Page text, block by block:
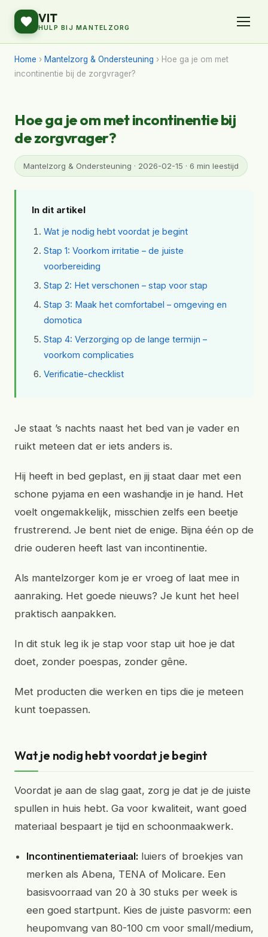
VIT
HULP BIJ MANTELZORG
Home › Mantelzorg & Ondersteuning › Hoe ga je om met
incontinentie bij de zorgvrager?
Hoe ga je om met incontinentie bij
de zorgvrager?
Mantelzorg & Ondersteuning · 2026-02-15 · 6 min leestijd
In dit artikel
Wat je nodig hebt voordat je begint
Stap 1: Voorkom irritatie – de juiste
voorbereiding
Stap 2: Het verschonen – stap voor stap
Stap 3: Maak het comfortabel – omgeving en
domotica
Stap 4: Verzorging op de lange termijn –
voorkom complicaties
Verificatie-checklist
Je staat ’s nachts naast het bed van je vader en
ruikt meteen dat er iets anders is.
Hij heeft in bed geplast, en jij staat daar met een
schone pyjama en een washandje in je hand. Het
voelt ongemakkelijk, misschien zelfs een beetje
frustrerend. Je bent niet de enige. Bijna één op de
drie ouderen heeft last van incontinentie.
Als mantelzorger kom je er vroeg of laat mee in
aanraking. Het goede nieuws? Je kunt het heel
praktisch aanpakken.
In dit stuk leg ik je stap voor stap uit hoe je dat
doet, zonder poespas, zonder gêne.
Met producten die werken en tips die je meteen
kunt toepassen.
Wat je nodig hebt voordat je begint
Voordat je aan de slag gaat, zorg je dat je de juiste
spullen in huis hebt. Ga voor kwaliteit, want goed
materiaal bespaart je tijd en schoonmaakwerk.
Incontinentiemateriaal: luiers of broekjes van
merken als Abena, TENA of Molicare. Een
basisvoorraad van 20 à 30 stuks per week is
een goed startpunt. Kies de juiste pasvorm: een
heupomvang van 80-100 cm voor small/medium,